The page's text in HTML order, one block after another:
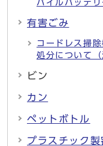
バイルバッテリ
有害ごみ
コードレス掃
処分について（
ビン
カン
ペットボトル
プラスチック